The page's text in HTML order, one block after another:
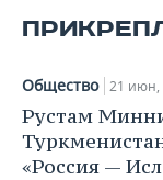
Общество 21 июн,
Рустам
«Россия —